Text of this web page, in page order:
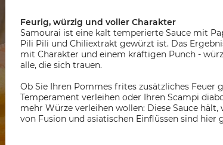
Feurig, würzig und voller Charakter
Samourai ist eine kalt temperierte Sauce mit
Pili Pili und Chiliextrakt gewürzt ist. Das
mit Charakter und einem kräftigen Punch -
alle, die sich trauen.
Ob Sie Ihren Pommes frites zusätzliches Feuer
Temperament verleihen oder Ihren Scampi
mehr Würze verleihen wollen: Diese Sauce hält,
von Fusion und asiatischen Einflüssen sind hier